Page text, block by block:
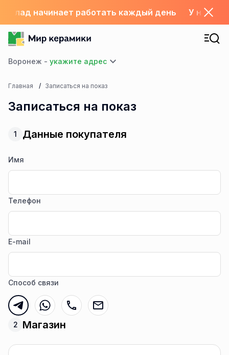
склад начинает работать каждый день У нас с
Воронеж -
Главная Записаться на показ
Записаться на показ
1 Данные покупателя
Имя
Телефон
E-mail
Способ связи
2 Магазин